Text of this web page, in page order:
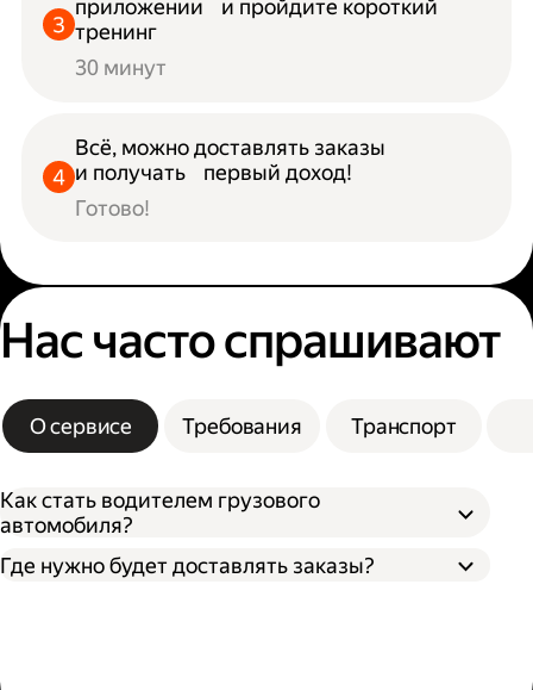
приложении и пройдите короткий
тренинг
30 минут
Всё, можно доставлять заказы
и получать первый доход!
Готово!
Нас часто спрашивают
О сервисе Требования Транспорт
Как стать водителем грузового
автомобиля?
Где нужно будет доставлять заказы?